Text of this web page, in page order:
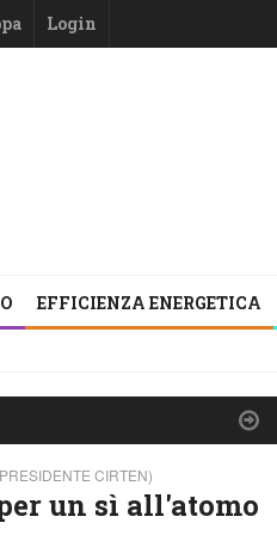
Login
EFFICIENZA ENERGETICA
CIRTEN)
un sì all'atomo